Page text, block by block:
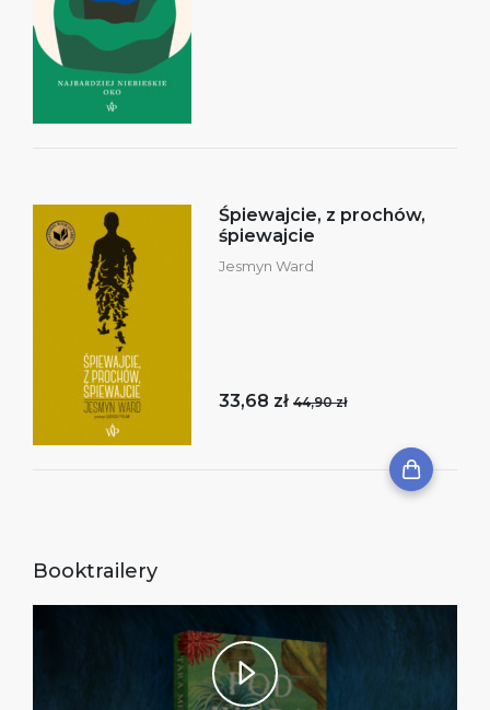
Śpiewajcie, z prochów,
śpiewajcie
Jesmyn Ward
33,68 zł 44,90 zł
Booktrailery